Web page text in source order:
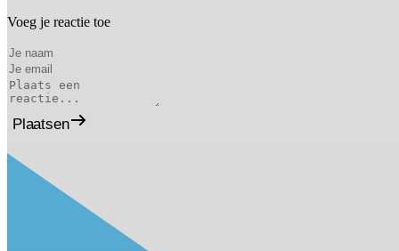
Voeg je reactie toe
Plaatsen